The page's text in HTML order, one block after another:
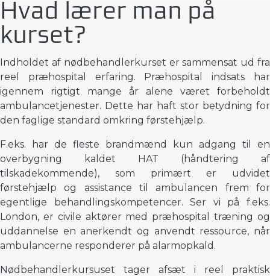
Hvad lærer man på
kurset?
Indholdet af nødbehandlerkurset er sammensat ud fra
reel præhospital erfaring. Præhospital indsats har
igennem rigtigt mange år alene været forbeholdt
ambulancetjenester. Dette har haft stor betydning for
den faglige standard omkring førstehjælp.
F.eks. har de fleste brandmænd kun adgang til en
overbygning kaldet HAT (håndtering af
tilskadekommende), som primært er udvidet
førstehjælp og assistance til ambulancen frem for
egentlige behandlingskompetencer. Ser vi på f.eks.
London, er civile aktører med præhospital træning og
uddannelse en anerkendt og anvendt ressource, når
ambulancerne responderer på alarmopkald.
Nødbehandlerkursuset tager afsæt i reel praktisk